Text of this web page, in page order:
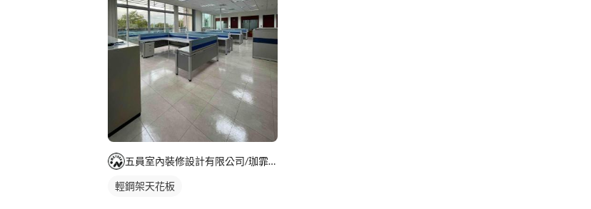
五員室內裝修設計有限公司/珈霏工程行
輕鋼架天花板